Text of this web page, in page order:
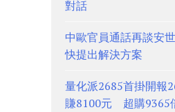
對話
中歐官員通話再談安
快提出解決方案
量化派2685首掛開報
賺8100元 超購9365